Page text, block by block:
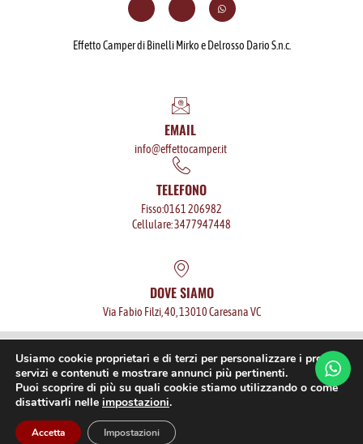
Effetto Camper di Binelli Mirko e Delrosso Dario S.n.c.
EMAIL
info@effettocamper.it
TELEFONO
Fisso:0161 206982
Cellulare: 3477947448
DOVE SIAMO
Via Fabio Filzi, 40, 13010 Caresana VC
Camper usati Noleggio camper
Assistenza camper
Manutenzione camper
Sito CERTIFICATO
Usiamo cookie proprietari e di terzi per personalizzare i propri
servizi e contenuti e mostrare annunci più pertinenti.
Puoi scoprire di più su quali cookie stiamo utilizzando o come
disattivarli nelle impostazioni.
Accetta Impostazioni